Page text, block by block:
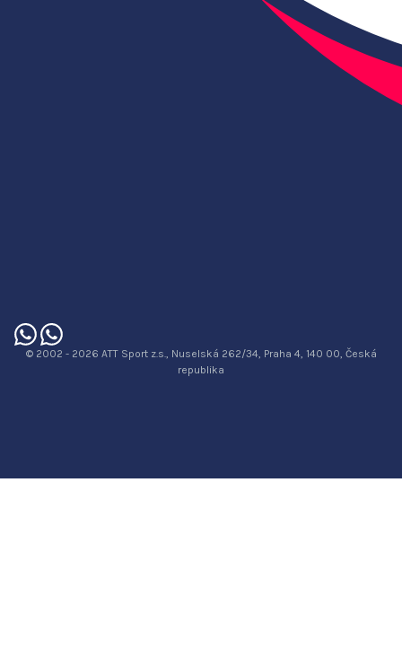
© 2002 - 2026 ATT Sport z.s., Nuselská 262/34, Praha 4, 140 00, Česká
republika